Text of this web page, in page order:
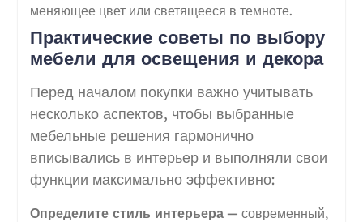
меняющее цвет или светящееся в темноте.
Практические советы по выбору
мебели для освещения и декора
Перед началом покупки важно учитывать
несколько аспектов, чтобы выбранные
мебельные решения гармонично
вписывались в интерьер и выполняли свои
функции максимально эффективно:
Определите стиль интерьера— современный,